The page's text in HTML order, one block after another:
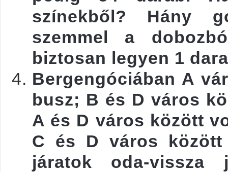
színekből? Hány
szemmel a
biztosan legyen 1
Bergengóciában A
busz; B és D város
A és D város között
C és D város
járatok oda-